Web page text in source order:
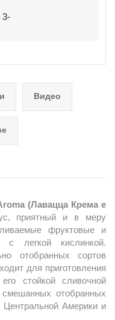
3-
Видео
(Лавацца Крема е
приятный и в меру
фруктовые и
с легкой кислинкой.
отобранных сортов
для приготовления
стойкой сливочной
отобранных
Америки и